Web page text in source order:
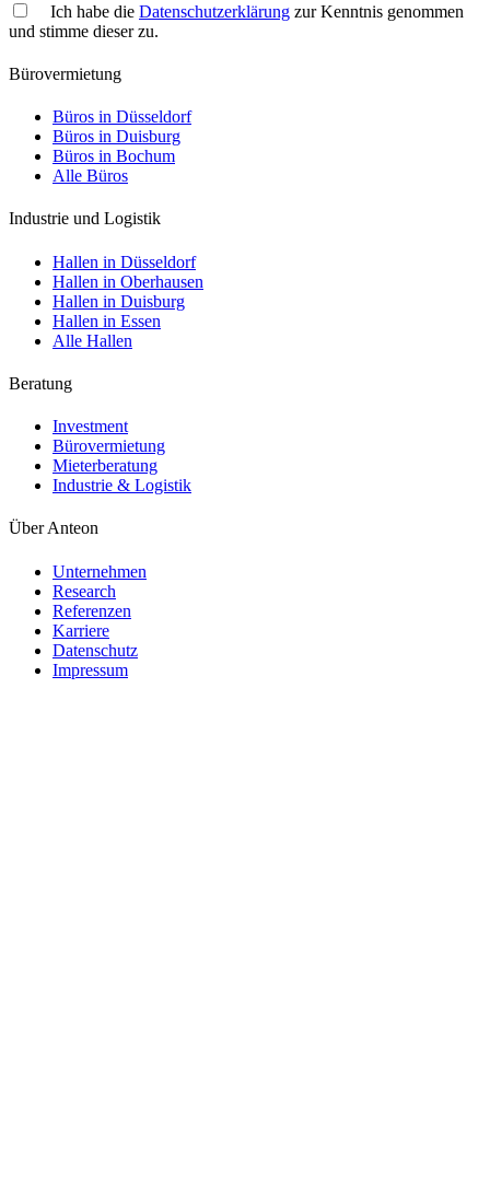
Ich habe die Datenschutzerklärung zur Kenntnis genommen
und stimme dieser zu.
Bürovermietung
Büros in Düsseldorf
Büros in Duisburg
Büros in Bochum
Alle Büros
Industrie und Logistik
Hallen in Düsseldorf
Hallen in Oberhausen
Hallen in Duisburg
Hallen in Essen
Alle Hallen
Beratung
Investment
Bürovermietung
Mieterberatung
Industrie & Logistik
Über Anteon
Unternehmen
Research
Referenzen
Karriere
Datenschutz
Impressum